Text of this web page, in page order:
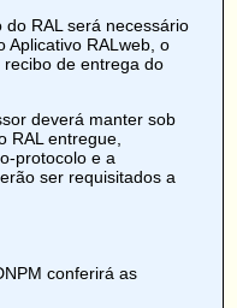
RAL será necessário
Aplicativo RALweb, o
de entrega do
deverá manter sob
RAL entregue,
protocolo e a
ser requisitados a
conferirá as